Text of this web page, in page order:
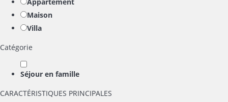
Maison
Villa
Catégorie
Séjour en famille
CARACTÉRISTIQUES PRINCIPALES